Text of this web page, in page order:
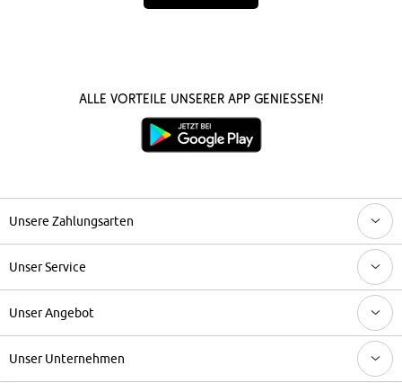
Alle Vorteile unserer App genießen!
Unsere Zahlungsarten
Unser Service
Unser Angebot
Unser Unternehmen